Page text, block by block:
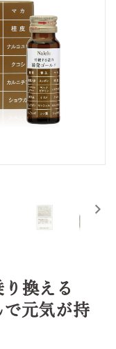
換える
元気が持